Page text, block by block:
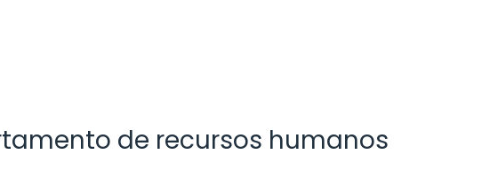
de recursos humanos